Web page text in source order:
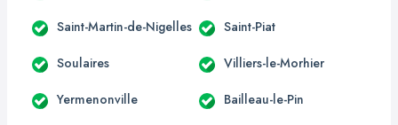
Saint-Martin-de-Nigelles Saint-Piat
Soulaires Villiers-le-Morhier
Yermenonville Bailleau-le-Pin